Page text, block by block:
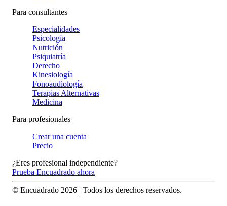
Para consultantes
Especialidades
Psicología
Nutrición
Psiquiatría
Derecho
Kinesiología
Fonoaudiología
Terapias Alternativas
Medicina
Para profesionales
Crear una cuenta
Precio
¿Eres profesional independiente?
Prueba Encuadrado ahora
© Encuadrado 2026 | Todos los derechos reservados.